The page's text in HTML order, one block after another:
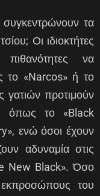
συγκεντρώνουν τα
Οι ιδιοκτήτες
να
το «Narcos» ή το
γατιών προτιμούν
όπως το «Black
ενώ όσοι έχουν
αδυναμία στις
New Black». Όσο
του